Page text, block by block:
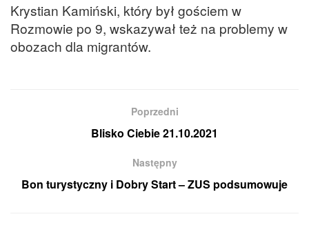
Krystian Kamiński, który był gościem w
Rozmowie po 9, wskazywał też na problemy w
obozach dla migrantów.
Poprzedni
Blisko Ciebie 21.10.2021
Następny
Bon turystyczny i Dobry Start – ZUS podsumowuje